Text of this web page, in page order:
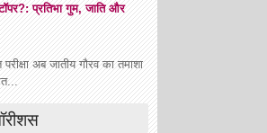
प्रतिभा गुम, जाति और
अब जातीय गौरव का तमाशा